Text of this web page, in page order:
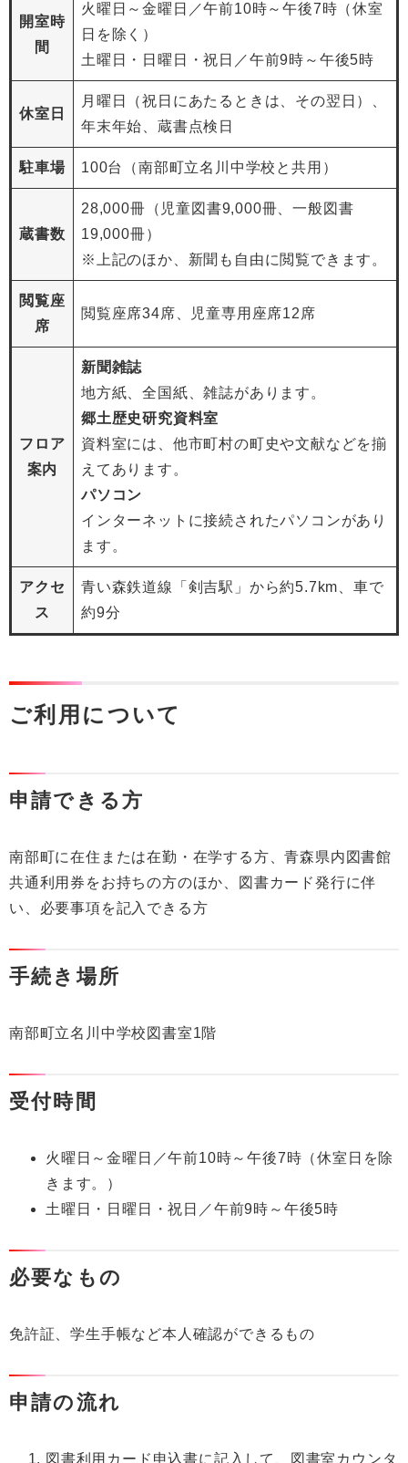
開室時
間
火曜日～金曜日／午前10時～午後7時（休室
日を除く）
土曜日・日曜日・祝日／午前9時～午後5時
休室日
月曜日（祝日にあたるときは、その翌日）、
年末年始、蔵書点検日
駐車場 100台（南部町立名川中学校と共用）
蔵書数
28,000冊（児童図書9,000冊、一般図書
19,000冊）
※上記のほか、新聞も自由に閲覧できます。
閲覧座
席
閲覧座席34席、児童専用座席12席
フロア
案内
新聞雑誌
地方紙、全国紙、雑誌があります。
郷土歴史研究資料室
資料室には、他市町村の町史や文献などを揃
えてあります。
パソコン
インターネットに接続されたパソコンがあり
ます。
アクセ
ス
青い森鉄道線「剣吉駅」から約5.7km、車で
約9分
ご利用について
申請できる方
南部町に在住または在勤・在学する方、青森県内図書館
共通利用券をお持ちの方のほか、図書カード発行に伴
い、必要事項を記入できる方
手続き場所
南部町立名川中学校図書室1階
受付時間
火曜日～金曜日／午前10時～午後7時（休室日を除
きます。）
土曜日・日曜日・祝日／午前9時～午後5時
必要なもの
免許証、学生手帳など本人確認ができるもの
申請の流れ
図書利用カード申込書に記入して、図書室カウンタ